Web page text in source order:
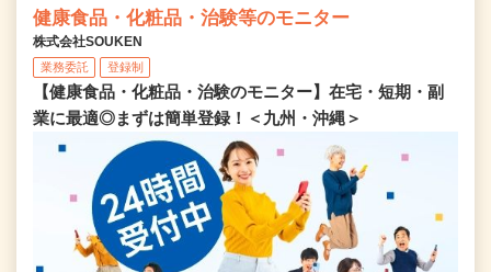
健康食品・化粧品・治験等のモニター
株式会社SOUKEN
業務委託 登録制
【健康食品・化粧品・治験のモニター】在宅・短期・副
業に最適◎まずは簡単登録！＜九州・沖縄＞